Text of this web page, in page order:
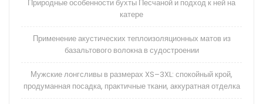
Природные особенности бухты Песчаной и подход к ней на
катере
Применение акустических теплоизоляционных матов из
базальтового волокна в судостроении
Мужские лонгсливы в размерах XS–3XL: спокойный крой,
продуманная посадка, практичные ткани, аккуратная отделка